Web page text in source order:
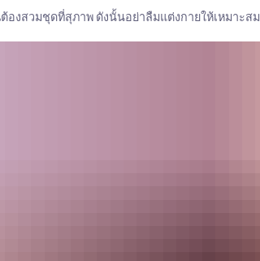
องสวมชุดที่สุภาพ ดังนั้นอย่าลืมแต่งกายให้เหมาะสม